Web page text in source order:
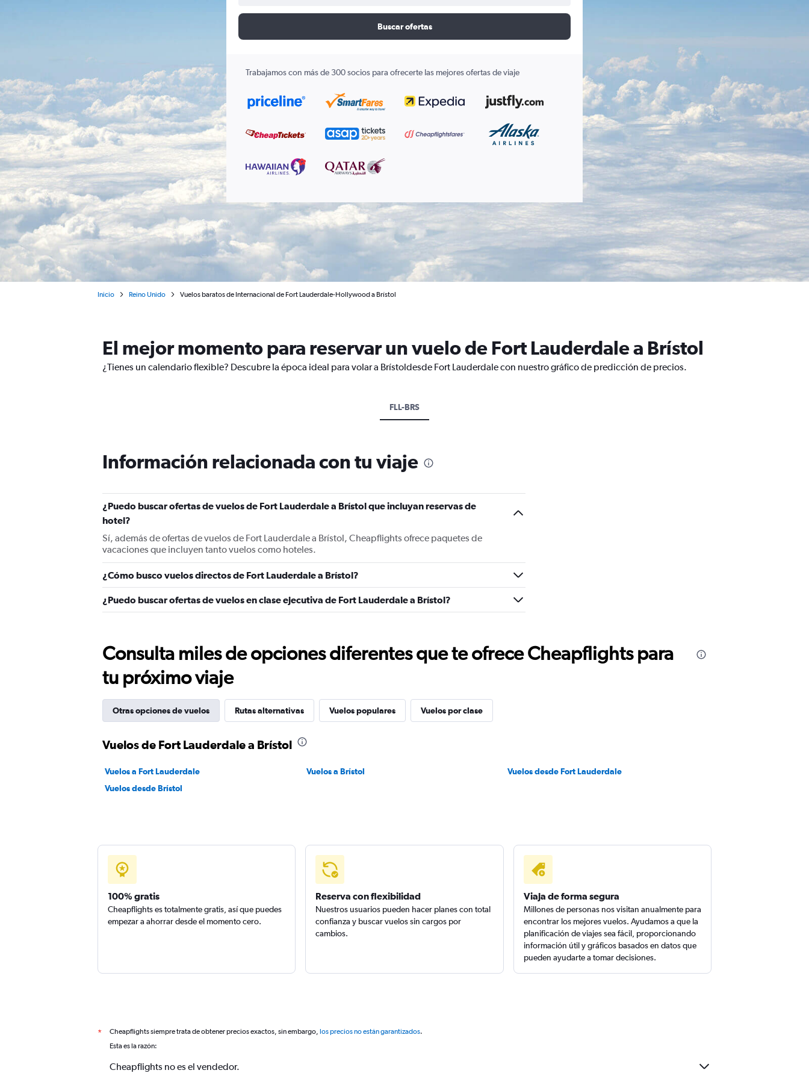
Buscar ofertas
Trabajamos con más de 300 socios para ofrecerte las mejores ofertas de viaje
Inicio Reino Unido Vuelos baratos de Internacional de Fort Lauderdale-Hollywood a Brístol
El mejor momento para reservar un vuelo de Fort Lauderdale a Brístol
¿Tienes un calendario flexible? Descubre la época ideal para volar a Brístoldesde Fort Lauderdale con nuestro gráfico de predicción de precios.
FLL-BRS
Información relacionada con tu viaje
¿Puedo buscar ofertas de vuelos de Fort Lauderdale a Brístol que incluyan reservas de
hotel?
Sí, además de ofertas de vuelos de Fort Lauderdale a Brístol, Cheapflights ofrece paquetes de
vacaciones que incluyen tanto vuelos como hoteles.
¿Cómo busco vuelos directos de Fort Lauderdale a Brístol?
¿Puedo buscar ofertas de vuelos en clase ejecutiva de Fort Lauderdale a Brístol?
Consulta miles de opciones diferentes que te ofrece Cheapflights para
tu próximo viaje
Otras opciones de vuelos Rutas alternativas Vuelos populares Vuelos por clase
Vuelos de Fort Lauderdale a Brístol
Vuelos a Fort Lauderdale Vuelos a Brístol
Vuelos desde Fort Lauderdale
Vuelos desde Brístol
100% gratis
Cheapflights es totalmente gratis, así que puedes
empezar a ahorrar desde el momento cero.
Reserva con flexibilidad
Nuestros usuarios pueden hacer planes con total
confianza y buscar vuelos sin cargos por
cambios.
Viaja de forma segura
Millones de personas nos visitan anualmente para
encontrar los mejores vuelos. Ayudamos a que la
planificación de viajes sea fácil, proporcionando
información útil y gráficos basados en datos que
pueden ayudarte a tomar decisiones.
* Cheapflights siempre trata de obtener precios exactos, sin embargo, los precios no están garantizados.
Esta es la razón:
Cheapflights no es el vendedor.